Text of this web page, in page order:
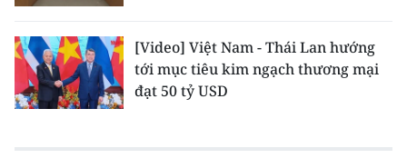
[Video] Việt Nam - Thái Lan hướng
tới mục tiêu kim ngạch thương mại
đạt 50 tỷ USD